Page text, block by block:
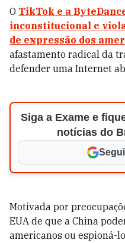
O TikTok e a
inconstitucional e
de expressão dos
afastamento radical da
defender uma Internet
Siga a Exame e
notícias do
Motivada por
EUA de que a China
americanos ou espioná-